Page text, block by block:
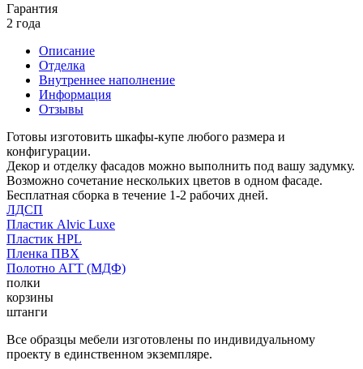
Гарантия
2 года
Описание
Отделка
Внутреннее наполнение
Информация
Отзывы
Готовы изготовить шкафы-купе любого размера и
конфигурации.
Декор и отделку фасадов можно выполнить под вашу задумку.
Возможно сочетание нескольких цветов в одном фасаде.
Бесплатная сборка в течение 1-2 рабочих дней.
ЛДСП
Пластик Alvic Luxe
Пластик HPL
Пленка ПВХ
Полотно АГТ (МДФ)
полки
корзины
штанги
Все образцы мебели изготовлены по индивидуальному
проекту в единственном экземпляре.